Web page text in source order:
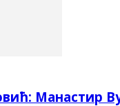
Манастир